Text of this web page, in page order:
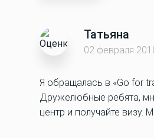
Татьяна
02 февраля
Я обращалась в «Go for
Дружелюбные ребята,
центр и получайте визу.